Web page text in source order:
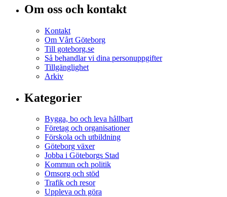
Om oss och kontakt
Kontakt
Om Vårt Göteborg
Till goteborg.se
Så behandlar vi dina personuppgifter
Tillgänglighet
Arkiv
Kategorier
Bygga, bo och leva hållbart
Företag och organisationer
Förskola och utbildning
Göteborg växer
Jobba i Göteborgs Stad
Kommun och politik
Omsorg och stöd
Trafik och resor
Uppleva och göra